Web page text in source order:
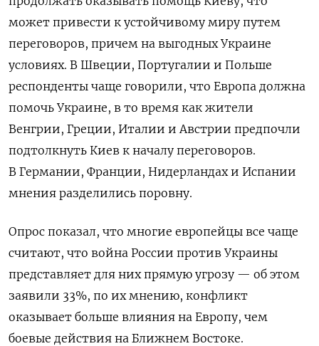
может привести к устойчивому миру путем
переговоров, причем на выгодных Украине
условиях. В Швеции, Португалии и Польше
респонденты чаще говорили, что Европа должна
помочь Украине, в то время как жители
Венгрии, Греции, Италии и Австрии предпочли
подтолкнуть Киев к началу переговоров.
В Германии, Франции, Нидерландах и Испании
мнения разделились поровну.
Опрос показал, что многие европейцы все чаще
считают, что война России против Украины
представляет для них прямую угрозу — об этом
заявили 33%, по их мнению, конфликт
оказывает больше влияния на Европу, чем
боевые действия на Ближнем Востоке.